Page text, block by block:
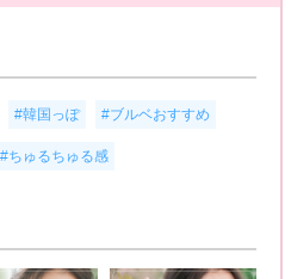
#韓国っぽ #ブルベおすすめ
#ちゅるちゅる感